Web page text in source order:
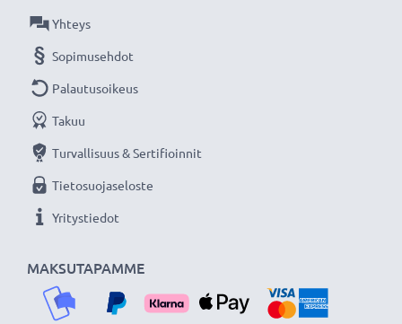
MAKSUTAPAMME
Yhteys
Sopimusehdot
Palautusoikeus
Takuu
Turvallisuus & Sertifioinnit
Tietosuojaseloste
Yritystiedot